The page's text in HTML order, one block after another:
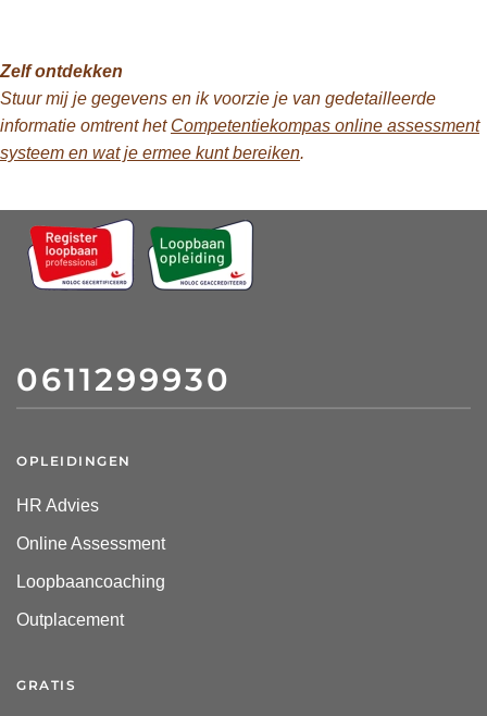
Zelf ontdekken
Stuur mij je gegevens en ik voorzie je van gedetailleerde
informatie omtrent het Competentiekompas online assessment
systeem en wat je ermee kunt bereiken.
0611299930
OPLEIDINGEN
HR Advies
Online Assessment
Loopbaancoaching
Outplacement
GRATIS